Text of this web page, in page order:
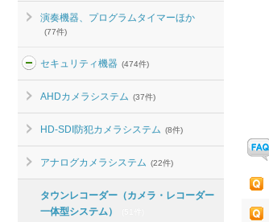
演奏機器、プログラムタイマーほか
(77件)
セキュリティ機器 (474件)
AHDカメラシステム (37件)
HD-SDI防犯カメラシステム (8件)
アナログカメラシステム (22件)
タウンレコーダー（カメラ・レコーダー
一体型システム）